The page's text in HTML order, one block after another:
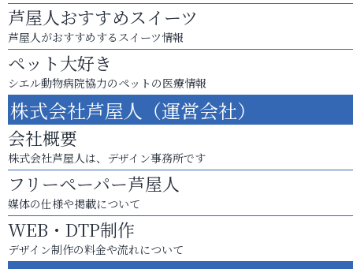
芦屋人おすすめスイーツ
芦屋人がおすすめするスイーツ情報
ペット大好き
シエル動物病院協力のペットの医療情報
株式会社芦屋人（運営会社）
会社概要
株式会社芦屋人は、デザイン事務所です
フリーペーパー芦屋人
媒体の仕様や掲載について
WEB・DTP制作
デザイン制作の料金や流れについて